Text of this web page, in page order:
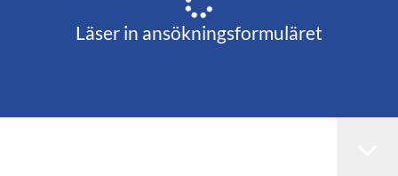
Läser in ansökningsformuläret